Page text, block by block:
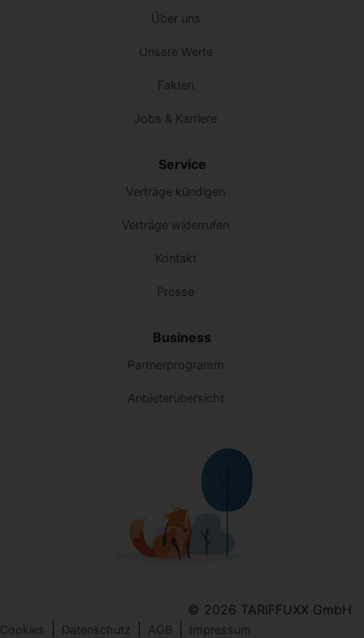
Über uns
Unsere Werte
Fakten
Jobs & Karriere
Service
Verträge kündigen
Verträge widerrufen
Kontakt
Presse
Business
Partnerprogramm
Anbieterübersicht
© 2026 TARIFFUXX GmbH
Cookies Datenschutz AGB Impressum